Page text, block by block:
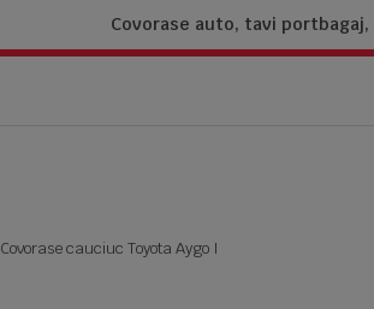
Covorase auto, tavi portbagaj,
Covorase cauciuc Toyota Aygo I